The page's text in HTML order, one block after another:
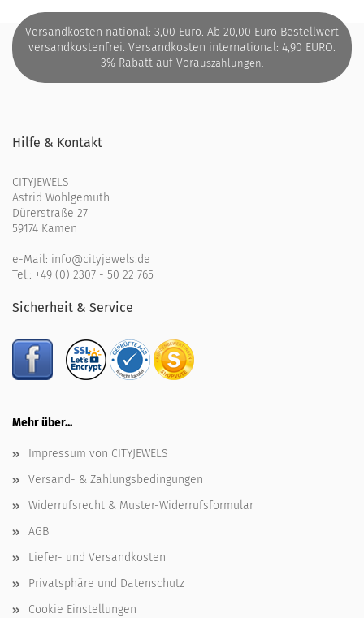
Versandkosten national: 3,00 Euro. Ab 20,00 Euro Bestellwert
versandkostenfrei. Versandkosten international: 4,90 EURO.
3% Rabatt auf Vorauszahlungen.
Hilfe & Kontakt
CITYJEWELS
Astrid Wohlgemuth
Dürerstraße 27
59174 Kamen
e-Mail: info@cityjewels.de
Tel.: +49 (0) 2307 - 50 22 765
Sicherheit & Service
Mehr über...
Impressum von CITYJEWELS
Versand- & Zahlungsbedingungen
Widerrufsrecht & Muster-Widerrufsformular
AGB
Liefer- und Versandkosten
Privatsphäre und Datenschutz
Cookie Einstellungen